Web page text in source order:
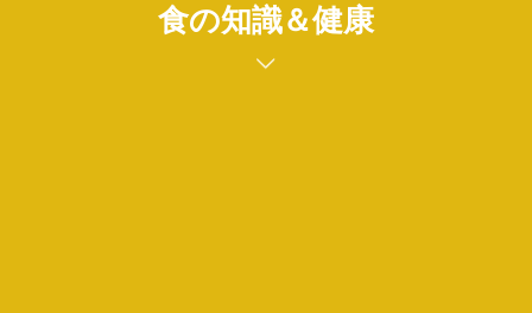
食の知識＆健康